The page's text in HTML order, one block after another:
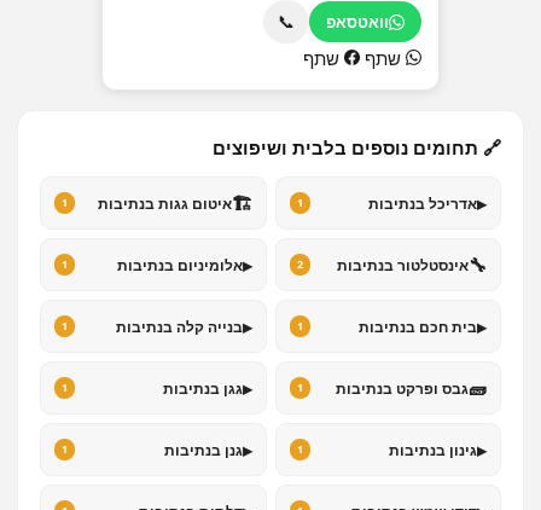
וואטסאפ 📞
שתף שתף
🔗 תחומים נוספים בלבית ושיפוצים
▸אדריכל בנתיבות 1
🏗️איטום גגות בנתיבות 1
🔧אינסטלטור בנתיבות 2
▸אלומיניום בנתיבות 1
▸בית חכם בנתיבות 1
▸בנייה קלה בנתיבות 1
🧱גבס ופרקט בנתיבות 1
▸גגן בנתיבות 1
▸גינון בנתיבות 1
▸גנן בנתיבות 1